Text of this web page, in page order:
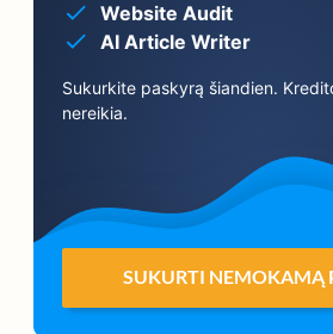
Website Audit
AI Article Writer
Sukurkite paskyrą šiandien.
nereikia.
SUKURTI NEMOKAMĄ